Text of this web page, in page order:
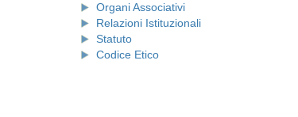
Organi Associativi
Relazioni Istituzionali
Statuto
Codice Etico